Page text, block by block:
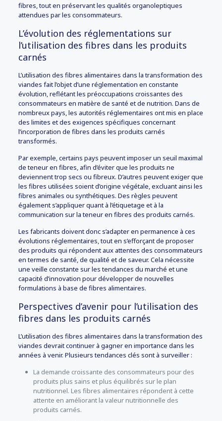
fibres, tout en préservant les qualités organoleptiques
attendues par les consommateurs.
L’évolution des réglementations sur
l’utilisation des fibres dans les produits
carnés
L’utilisation des fibres alimentaires dans la transformation des
viandes fait l’objet d’une réglementation en constante
évolution, reflétant les préoccupations croissantes des
consommateurs en matière de santé et de nutrition. Dans de
nombreux pays, les autorités réglementaires ont mis en place
des limites et des exigences spécifiques concernant
l’incorporation de fibres dans les produits carnés
transformés.
Par exemple, certains pays peuvent imposer un seuil maximal
de teneur en fibres, afin d’éviter que les produits ne
deviennent trop secs ou fibreux. D’autres peuvent exiger que
les fibres utilisées soient d’origine végétale, excluant ainsi les
fibres animales ou synthétiques. Des règles peuvent
également s’appliquer quant à l’étiquetage et à la
communication sur la teneur en fibres des produits carnés.
Les fabricants doivent donc s’adapter en permanence à ces
évolutions réglementaires, tout en s’efforçant de proposer
des produits qui répondent aux attentes des consommateurs
en termes de santé, de qualité et de saveur. Cela nécessite
une veille constante sur les tendances du marché et une
capacité d’innovation pour développer de nouvelles
formulations à base de fibres alimentaires.
Perspectives d’avenir pour l’utilisation des
fibres dans les produits carnés
L’utilisation des fibres alimentaires dans la transformation des
viandes devrait continuer à gagner en importance dans les
années à venir. Plusieurs tendances clés sont à surveiller :
La demande croissante des consommateurs pour des
produits plus sains et plus équilibrés sur le plan
nutritionnel. Les fibres alimentaires répondent à cette
attente en améliorant la valeur nutritionnelle des
produits carnés.